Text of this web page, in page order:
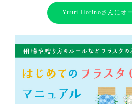
Yuuri Horinoさんにオ